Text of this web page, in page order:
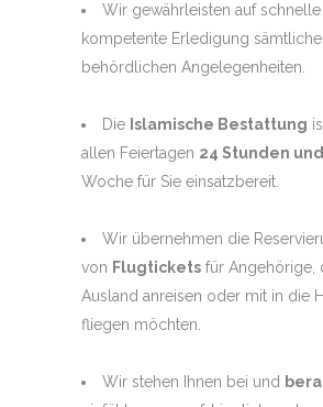
Wir gewährleisten auf
kompetente Erledigung
behördlichen Angelegenheiten.
Die Islamische Bestattung
allen Feiertagen 24 Stunden
Woche für Sie einsatzbereit.
Wir übernehmen die
von Flugtickets für Angehörige,
Ausland anreisen oder mit in die
fliegen möchten.
Wir stehen Ihnen bei und